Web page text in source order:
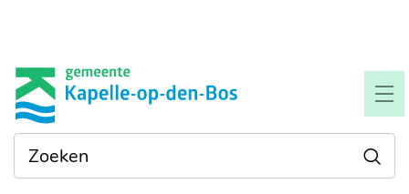
Gemeente
Kapelle-
op-
den-
Waarmee
kunnen
we je